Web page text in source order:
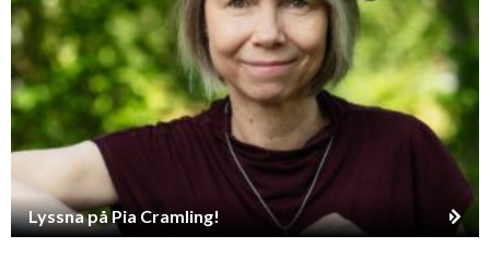
Lyssna på Pia Cramling!